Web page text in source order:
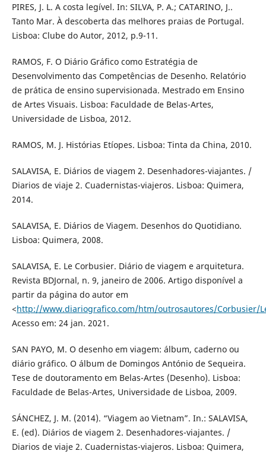
PIRES, J. L. A costa legível. In: SILVA, P. A.; CATARINO, J..
Tanto Mar. À descoberta das melhores praias de Portugal.
Lisboa: Clube do Autor, 2012, p.9-11.
RAMOS, F. O Diário Gráfico como Estratégia de
Desenvolvimento das Competências de Desenho. Relatório
de prática de ensino supervisionada. Mestrado em Ensino
de Artes Visuais. Lisboa: Faculdade de Belas-Artes,
Universidade de Lisboa, 2012.
RAMOS, M. J. Histórias Etíopes. Lisboa: Tinta da China, 2010.
SALAVISA, E. Diários de viagem 2. Desenhadores-viajantes. /
Diarios de viaje 2. Cuadernistas-viajeros. Lisboa: Quimera,
2014.
SALAVISA, E. Diários de Viagem. Desenhos do Quotidiano.
Lisboa: Quimera, 2008.
SALAVISA, E. Le Corbusier. Diário de viagem e arquitetura.
Revista BDJornal, n. 9, janeiro de 2006. Artigo disponível a
partir da página do autor em
<http://www.diariografico.com/htm/outrosautores/Corbusier/
Acesso em: 24 jan. 2021.
SAN PAYO, M. O desenho em viagem: álbum, caderno ou
diário gráfico. O álbum de Domingos António de Sequeira.
Tese de doutoramento em Belas-Artes (Desenho). Lisboa:
Faculdade de Belas-Artes, Universidade de Lisboa, 2009.
SÁNCHEZ, J. M. (2014). “Viagem ao Vietnam”. In.: SALAVISA,
E. (ed). Diários de viagem 2. Desenhadores-viajantes. /
Diarios de viaje 2. Cuadernistas-viajeros. Lisboa: Quimera,